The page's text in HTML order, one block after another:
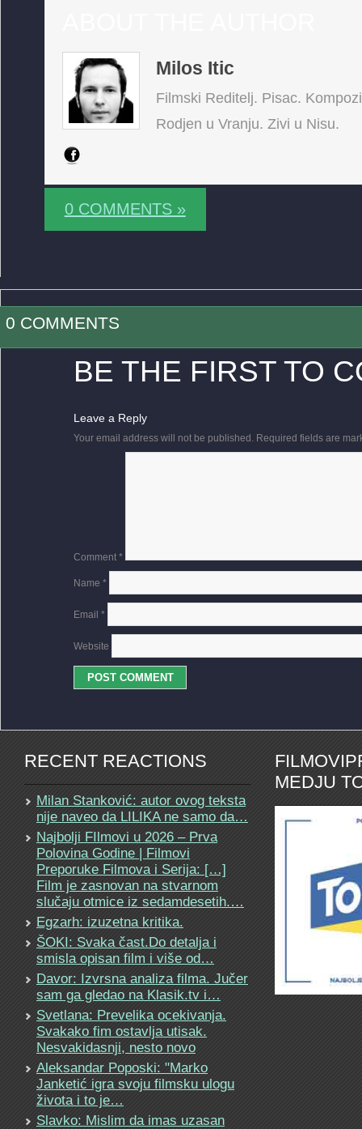
Milos Itic
Filmski Reditelj. Pisac.
Rodjen u Vranju. Zivi u Nisu.
0 COMMENTS »
0 COMMENTS
BE THE FIRST TO
Leave a Reply
Your email address will not be published. Required fields are
Comment *
Name *
Email *
Website
RECENT REACTIONS
Milan Stanković: autor ovog teksta
nije naveo da LILIKA ne samo da…
Najbolji FIlmovi u 2026 – Prva
Polovina Godine | Filmovi
Preporuke Filmova i Serija: […]
Film je zasnovan na stvarnom
slučaju otmice iz sedamdesetih.…
Egzarh: izuzetna kritika.
ŠOKI: Svaka čast.Do detalja i
smisla opisan film i više od…
Davor: Izvrsna analiza filma. Jučer
sam ga gledao na Klasik.tv i…
Svetlana: Prevelika ocekivanja.
Svakako fim ostavlja utisak.
Nesvakidasnji, nesto novo
Aleksandar Poposki: "Marko
Janketić igra svoju filmsku ulogu
života i to je…
Slavko: Mislim da imas uzasan
MEDJU